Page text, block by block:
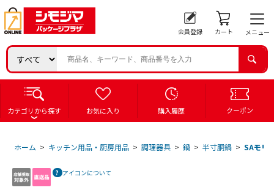
会員登録 カート メニュー
カテゴリから探す お気に入り 購入履歴 クーポン
ホーム > キッチン用品・厨房用品 > 調理器具 > 鍋 > 半寸胴鍋 > SAモリ
アイコンについて